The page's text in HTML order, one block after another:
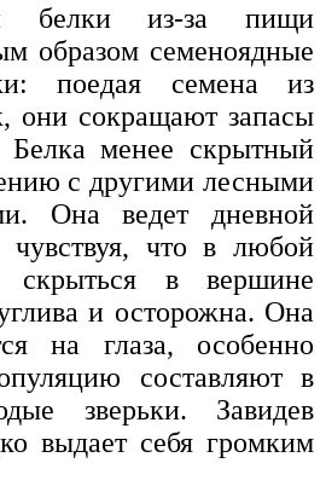
белки из-за пищи
образом семеноядные
поедая семена из
они сокращают запасы
менее скрытный
с другими лесными
Она ведет дневной
что в любой
скрыться в вершине
и осторожна. Она
на глаза, особенно
составляют в
зверьки. Завидев
выдает себя громким